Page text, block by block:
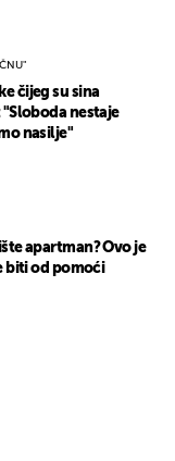
čijeg su sina
nestaje
nasilje"
apartman? Ovo je
biti od pomoći